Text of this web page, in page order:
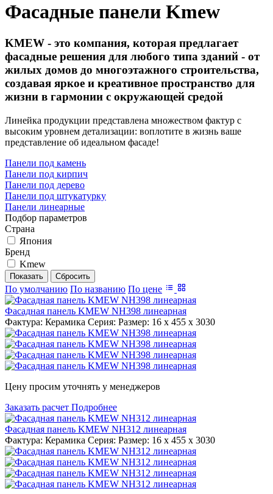
Фасадные панели Kmew
KMEW - это компания, которая предлагает
фасадные решения для любого типа зданий - от
жилых домов до многоэтажного строительства,
создавая яркое и креативное пространство для
жизни в гармонии с окружающей средой
Линейка продукции представлена множеством фактур с
высоким уровнем детализации: воплотите в жизнь ваше
представление об идеальном фасаде!
Панели под камень
Панели под кирпич
Панели под дерево
Панели под штукатурку
Панели линеарные
Подбор параметров
Страна
Япония
Бренд
Kmew
По умолчанию По названию По цене
Фасадная панель KMEW NH398 линеарная
Фактура: Керамика Серия: Размер: 16 x 455 x 3030
Цену просим уточнять у менеджеров
Заказать расчет Подробнее
Фасадная панель KMEW NH312 линеарная
Фактура: Керамика Серия: Размер: 16 x 455 x 3030